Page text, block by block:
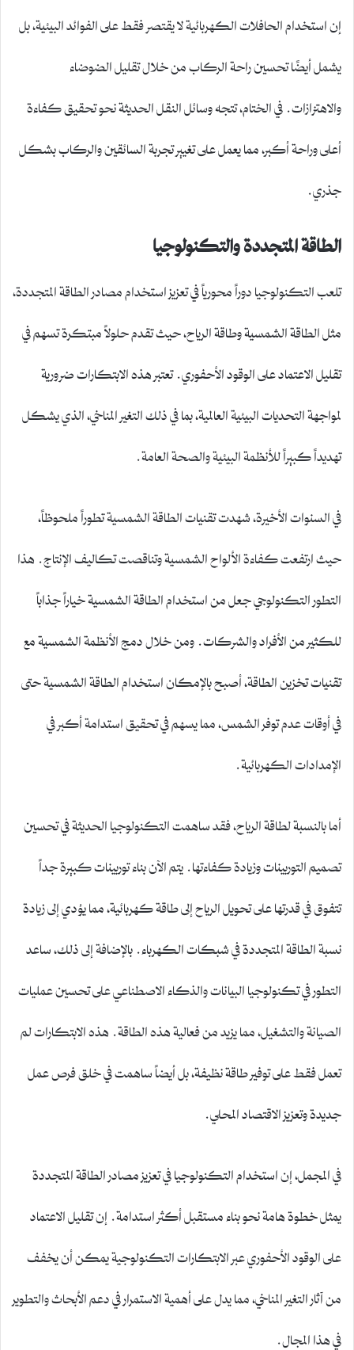
إن استخدام الحافلات الكهربائية لا يقتصر فقط على الفوائد البيئية، بل
يشمل أيضًا تحسين راحة الركاب من خلال تقليل الضوضاء
والاهتزازات. في الختام، تتجه وسائل النقل الحديثة نحو تحقيق كفاءة
أعلى وراحة أكبر، مما يعمل على تغيير تجربة السائقين والركاب بشكل
جذري.
الطاقة المتجددة والتكنولوجيا
تلعب التكنولوجيا دوراً محورياً في تعزيز استخدام مصادر الطاقة المتجددة،
مثل الطاقة الشمسية وطاقة الرياح، حيث تقدم حلولاً مبتكرة تسهم في
تقليل الاعتماد على الوقود الأحفوري. تعتبر هذه الابتكارات ضرورية
لمواجهة التحديات البيئية العالمية، بما في ذلك التغير المناخي، الذي يشكل
تهديداً كبيراً للأنظمة البيئية والصحة العامة.
في السنوات الأخيرة، شهدت تقنيات الطاقة الشمسية تطوراً ملحوظاً،
حيث ارتفعت كفاءة الألواح الشمسية وتناقصت تكاليف الإنتاج. هذا
التطور التكنولوجي جعل من استخدام الطاقة الشمسية خياراً جذاباً
للكثير من الأفراد والشركات. ومن خلال دمج الأنظمة الشمسية مع
تقنيات تخزين الطاقة، أصبح بالإمكان استخدام الطاقة الشمسية حتى
في أوقات عدم توفر الشمس، مما يسهم في تحقيق استدامة أكبر في
الإمدادات الكهربائية.
أما بالنسبة لطاقة الرياح، فقد ساهمت التكنولوجيا الحديثة في تحسين
تصميم التوربينات وزيادة كفاءتها. يتم الآن بناء توربينات كبيرة جداً
تتفوق في قدرتها على تحويل الرياح إلى طاقة كهربائية، مما يؤدي إلى زيادة
نسبة الطاقة المتجددة في شبكات الكهرباء. بالإضافة إلى ذلك، ساعد
التطور في تكنولوجيا البيانات والذكاء الاصطناعي على تحسين عمليات
الصيانة والتشغيل، مما يزيد من فعالية هذه الطاقة. هذه الابتكارات لم
تعمل فقط على توفير طاقة نظيفة، بل أيضاً ساهمت في خلق فرص عمل
جديدة وتعزيز الاقتصاد المحلي.
في المجمل، إن استخدام التكنولوجيا في تعزيز مصادر الطاقة المتجددة
يمثل خطوة هامة نحو بناء مستقبل أكثر استدامة. إن تقليل الاعتماد
على الوقود الأحفوري عبر الابتكارات التكنولوجية يمكن أن يخفف
من آثار التغير المناخي، مما يدل على أهمية الاستمرار في دعم الأبحاث والتطوير
في هذا المجال.